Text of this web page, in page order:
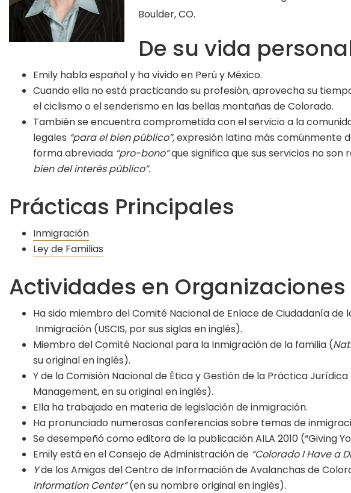
Boulder, CO.
De su vida
Emily habla español y ha vivido en Perú y México.
Cuando ella no está practicando su profesión, aprovecha su
el ciclismo o el senderismo en las bellas montañas de Colorado.
También se encuentra comprometida con el servicio a la
legales “para el bien público”,expresión latina más comúnmente
forma abreviada “pro-bono”que significa que sus servicios no son
bien del interés público”.
Prácticas Principales
Inmigración
Ley de Familias
Actividades en Organizaciones
Ha sido miembro del Comité Nacional de Enlace de Ciudadanía de
Inmigración (USCIS, por sus siglas en inglés).
Miembro del Comité Nacional para la Inmigración de la familia (
su original en inglés).
Y de la Comisión Nacional de Ética y Gestión de la Práctica
Management, en su original en inglés).
Ella ha trabajado en materia de legislación de inmigración.
Ha pronunciado numerosas conferencias sobre temas de
Se desempeñó como editora de la publicación AILA 2010 (“Giving
Emily está en el Consejo de Administración de “Colorado I Have a
Yde los Amigos del Centro de Información de Avalanchas de
Information Center”(en su nombre original en inglés).